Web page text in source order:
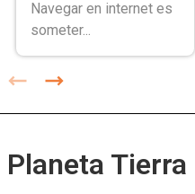
Navegar en internet es
someter...
Planeta Tierra